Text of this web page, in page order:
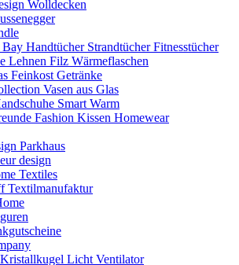
Wolldecken
Handtücher Strandtücher Fitnesstücher
Lehnen Filz Wärmeflaschen
Feinkost Getränke
Vasen aus Glas
Smart Warm
Fashion Kissen Homewear
Parkhaus
design
Textiles
Textilmanufaktur
Licht Ventilator